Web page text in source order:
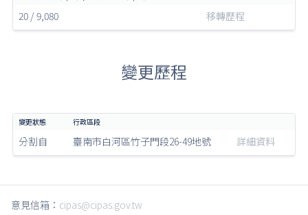
20 / 9,080 移轉歷程
變更歷程
分割自 臺南市白河區竹子門段26-49地號 詳細資料
意見信箱： cipas@cipas.gov.tw